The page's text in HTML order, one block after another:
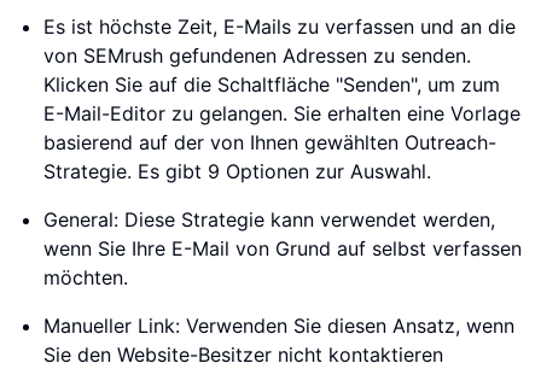
Es ist höchste Zeit, E-Mails zu verfassen und an die
von SEMrush gefundenen Adressen zu senden.
Klicken Sie auf die Schaltfläche "Senden", um zum
E-Mail-Editor zu gelangen. Sie erhalten eine Vorlage
basierend auf der von Ihnen gewählten Outreach-
Strategie. Es gibt 9 Optionen zur Auswahl.
General: Diese Strategie kann verwendet werden,
wenn Sie Ihre E-Mail von Grund auf selbst verfassen
möchten.
Manueller Link: Verwenden Sie diesen Ansatz, wenn
Sie den Website-Besitzer nicht kontaktieren